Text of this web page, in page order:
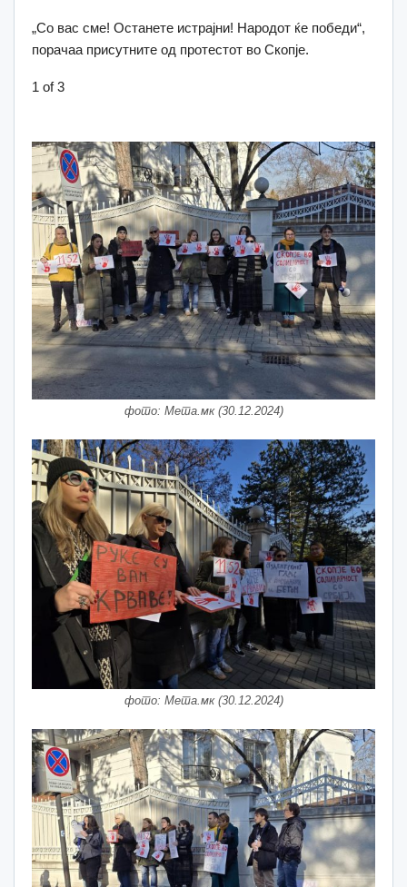
„Со вас сме! Останете истрајни! Народот ќе победи“,
порачаа присутните од протестот во Скопје.
1 of 3
фото: Мета.мк (30.12.2024)
фото: Мета.мк (30.12.2024)